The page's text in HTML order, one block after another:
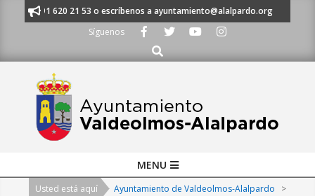
al 91 620 21 53 o escríbenos a ayuntamiento@alalpardo.org
Síguenos
Buscar
Navigation
MENU
Usted está aquí Ayuntamiento de Valdeolmos-Alalpardo
>